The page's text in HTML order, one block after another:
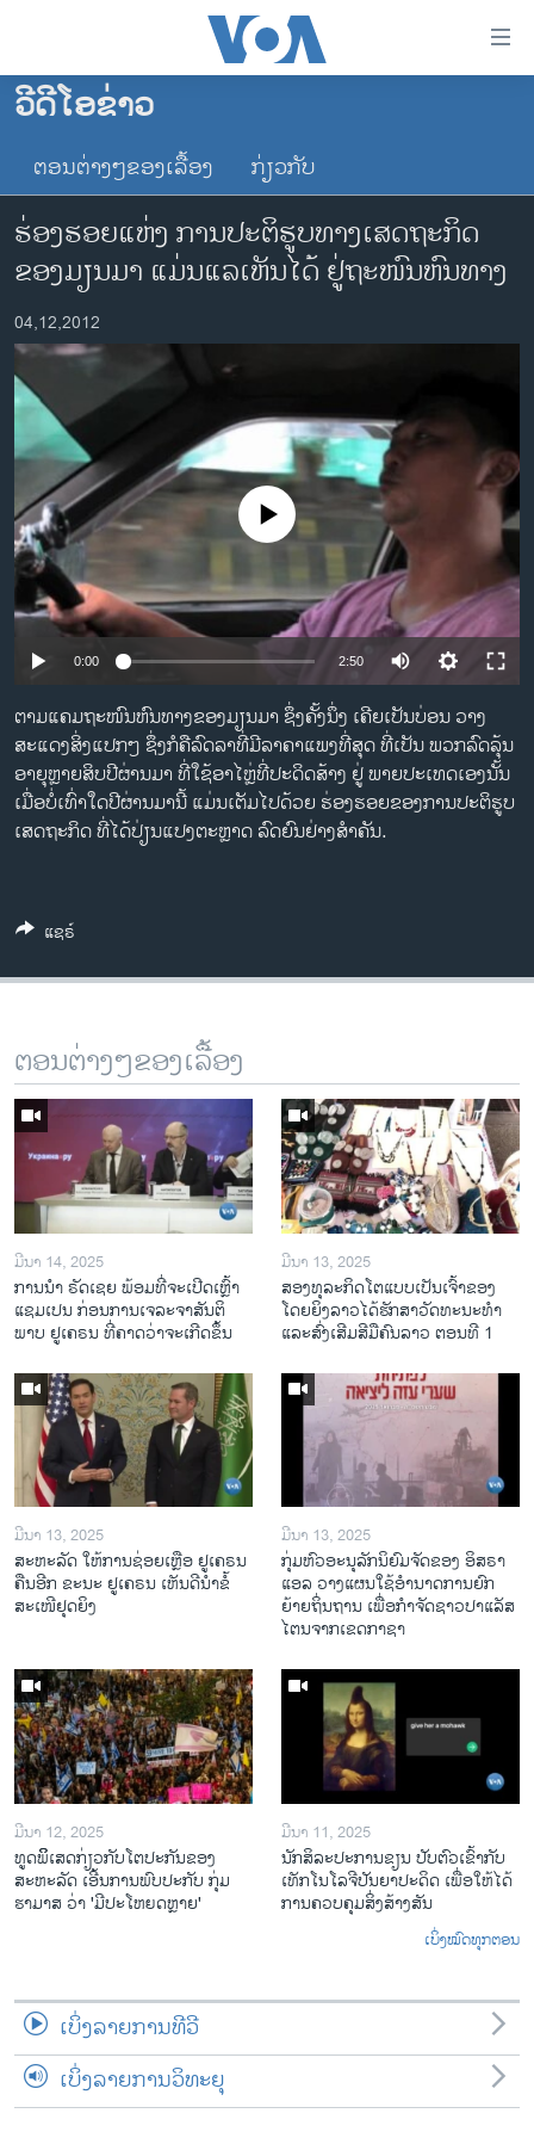
ເຂົ້າ
ຂ້າມ
ຂ້າມ
ໄປ
ຫາ
ຊອກ
ຄົ້ນ
ໂຮມເພຈ
ລາວ
ອາເມຣິກາ
ການເລືອກຕັ້ງ ປະທານາທີບໍດີ ສະຫະລັດ 2024
ຂ່າວ​ຈີນ
ໂລກ
ເອເຊຍ
ອິດສະຫຼະພາບດ້ານການຂ່າວ
ຊີວິດຊາວລາວ
ຊຸມຊົນຊາວລາວ
ວິທະຍາສາດ-ເທັກໂນໂລຈີ
ທຸລະກິດ
ພາສາອັງກິດ
ວີດີໂອ
ສຽງ
ລາຍການກະຈາຍສຽງ
ລາຍງານ
ຕິດຕາມພວກເຮົາ ທີ່
ວີດີໂອຂ່າວ
ຕອນຕ່າງໆຂອງເລື້ອງ ກ່ຽວກັບ
ຮ່ອງຮອຍແຫ່ງ ການປະຕິຮູບທາງເສດຖະກິດ
ຂອງມຽນມາ ແມ່ນແລເຫັນໄດ້ ຢູ່ຖະໜົນຫົນທາງ
04,12,2012
No media source currently available
0:00 2:50
ຕາມແຄມຖະໜົນຫົນທາງຂອງມຽນມາ ຊຶ່ງຄັ້ງນຶ່ງ ເຄີຍເປັນບ່ອນ ວາງ
ສະແດງສິ່ງແປກໆ ຊຶ່ງກໍຄືລົດລາທີ່ມີລາຄາແພງທີ່ສຸດ ທີ່ເປັນ ພວກລົດລຸ້ນ
ອາຍຸຫຼາຍສິບປີຜ່ານມາ ທີ່ໃຊ້ອາໄຫຼ່ທີ່ປະດິດສ້າງ ຢູ່ ພາຍປະເທດເອງນັ້ນ
ເມື່ອບໍ່ເທົ່າໃດປີຜ່ານມານີ້ ແມ່ນເຕັມໄປດ້ວຍ ຮ່ອງຮອຍຂອງການປະຕິຮູບ
ເສດຖະກິດ ທີ່ໄດ້ປ່ຽນແປງຕະຫຼາດ ລົດຍົນຢ່າງສໍາຄັນ.
ແຊຣ໌
ຕອນຕ່າງໆຂອງເລື້ອງ
ມີນາ 14, 2025
ການ​ນຳ ຣັດ​ເຊຍ ພ້ອມ​ທີ່​ຈະ​ເປີ​ດ​ເຫຼົ້າ​
ແຊມ​ເປນ ກ່ອນການ​ເຈ​ລະ​ຈາ​ສັນ​ຕິ​
ພາບ ຢູ​ເຄ​ຣນ ທີ່​ຄາດ​ວ່າ​ຈະ​ເກີດ​ຂຶ້ນ
ມີນາ 13, 2025
ສອງທຸລະກິດໂຕແບບເປັນເຈົ້າຂອງ
ໂດຍຍິງລາວໄດ້ຮັກສາວັດທະນະທຳ
ແລະສົ່ງເສີມສີມືຄົນລາວ ຕອນທີ 1
ມີນາ 13, 2025
ສະຫະລັດ ໃຫ້ການຊ່ອຍເຫຼືອ ຢູເຄຣນ
ຄືນອີກ ຂະນະ ຢູເຄຣນ ເຫັນດີນຳຂໍ້
ສະເໜີຢຸດຍິງ
ມີນາ 13, 2025
ກຸ່ມຫົວອະນຸລັກນິຍົມຈັດຂອງ ອິສຣາ
ແອລ ວາງແຜນໃຊ້ອຳນາດການຍົກ
ຍ້າຍຖິ່ນຖານ ເພື່ອກຳຈັດຊາວປາແລັສ
ໄຕນຈາກເຂດກາຊາ
ມີນາ 12, 2025
ທູດພິິເສດກ່ຽວກັບໂຕປະກັນຂອງ
ສະຫະລັດ ເອີ້ນການພົບປະກັບ ກຸ່ມ
ຮາມາສ ວ່າ 'ມີປະໂຫຍດຫຼາຍ'
ມີນາ 11, 2025
ນັກ​ສິ​ລະ​ປະ​ການ​ຂຽນ ປັບ​ຕົວ​ເຂົ້າ​ກັບ​
ເທັກ​ໂນ​ໂລ​ຈີ​ປັນ​ຍາ​ປະ​ດິດ ເພື່ອ​ໃຫ້​ໄດ້​
ກ​ານ​ຄວບ​ຄຸມ​ສິ່ງ​ສ້າງ​ສັນ
ເບິ່ງໝົດທຸກຕອນ
ເບິ່ງລາຍການທີວີ
ເບິ່ງລາຍການວິທະຍຸ